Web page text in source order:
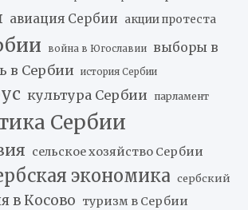
авиация Сербии акции протеста
война в Югославии
выборы в
в Сербии история Сербии
культура Сербии парламент
Сербии
сельское хозяйство Сербии
экономика сербский
в Косово туризм в Сербии